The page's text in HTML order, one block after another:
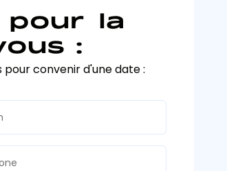
pour la
:
convenir d'une date :